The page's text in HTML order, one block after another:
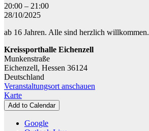
Turnen
-
Workout
20:00 – 21:00
28/10/2025
ab 16 Jahren. Alle sind herzlich willkommen.
Kreissporthalle Eichenzell
Munkenstraße
Eichenzell, Hessen 36124
Deutschland
Veranstaltungsort anschauen
KarteKreissporthalle
Eichenzell
Add to Calendar
Google